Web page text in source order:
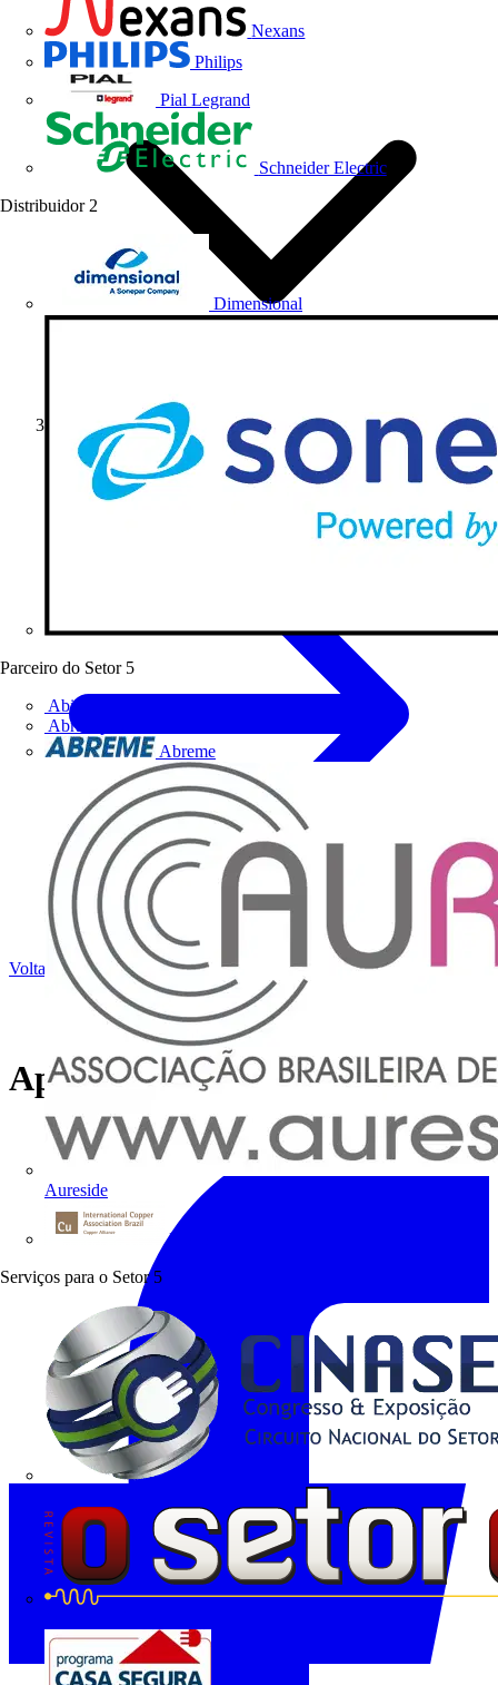
Nexans
Philips
Pial Legrand
Schneider Electric
Distribuidor 2
Dimensional
Parceiro do Setor 5
Abilux
Abracopel
Abreme
Aureside
Procobre
Serviços para o Setor 5
Formativo
Voltar para Notícias
App My Home Legrand